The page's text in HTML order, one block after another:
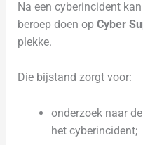
Na een cyberincident
beroep doen op Cyber
plekke.
Die bijstand zorgt voor:
onderzoek naar
het cyberincident;